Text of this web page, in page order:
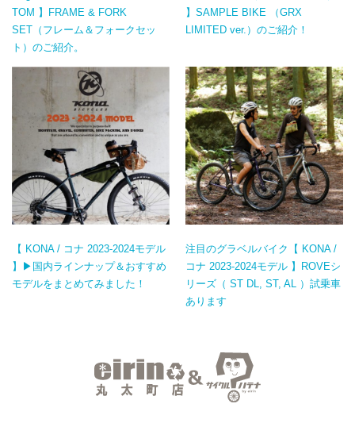
TOM 】FRAME & FORK
SET（フレーム＆フォークセッ
ト）のご紹介。
】SAMPLE BIKE （GRX
LIMITED ver.）のご紹介！
【 KONA / コナ 2023-2024モデル
】▶国内ラインナップ＆おすすめ
モデルをまとめてみました！
注目のグラベルバイク【 KONA /
コナ 2023-2024モデル 】ROVEシ
リーズ（ ST DL, ST, AL ）試乗車
あります